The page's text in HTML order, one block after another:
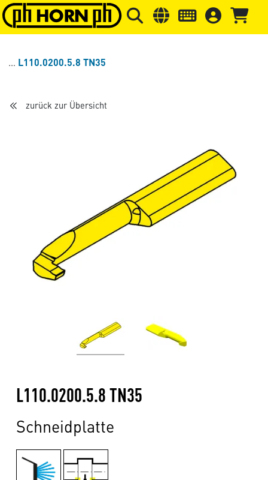
Springe zu Hauptinhalt Springe zum Header Springe
L110.0200.5.8 TN35
zurück zur Übersicht
L110.0200.5.8 TN35
Schneidplatte